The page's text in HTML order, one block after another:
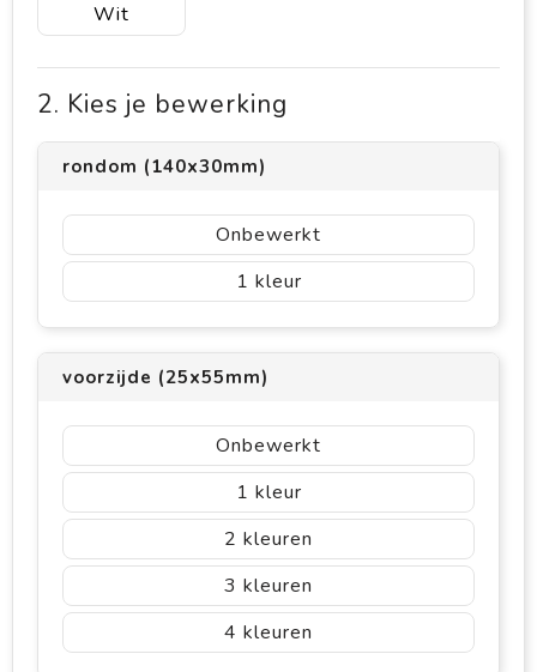
Wit
2. Kies je bewerking
rondom (140x30mm)
Onbewerkt
1
voorzijde (25x55mm)
Onbewerkt
1
2
3
4